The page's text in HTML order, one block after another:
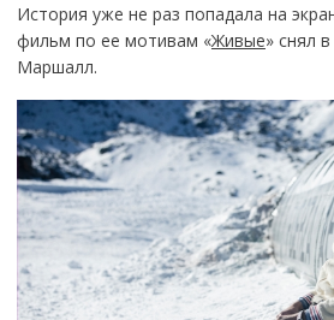
История уже не раз попадала на
фильм по ее мотивам «Живые» снял
Маршалл.